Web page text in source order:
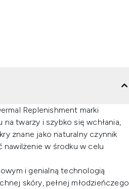
Replenishment marki
twarzy i szybko się wchłania,
znane jako naturalny czynnik
nawilżenie w środku w celu
i genialną technologią
skóry, pełnej młodzieńczego